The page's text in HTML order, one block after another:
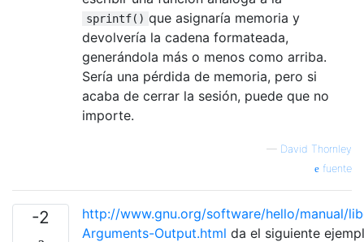
sprintf() que asignaría memoria y
devolvería la cadena formateada,
generándola más o menos como arriba.
Sería una pérdida de memoria, pero si
acaba de cerrar la sesión, puede que no
importe.
— David Thornley
fuente
-2
http://www.gnu.org/software/hello/manual/
Arguments-Output.html da el siguiente